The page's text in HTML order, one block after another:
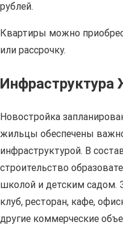
рублей.
Квартиры можно
или рассрочку.
Новостройка
жильцы обеспечены
инфраструктурой. В
строительство
школой и детским садом.
клуб, ресторан, кафе,
другие коммерческие